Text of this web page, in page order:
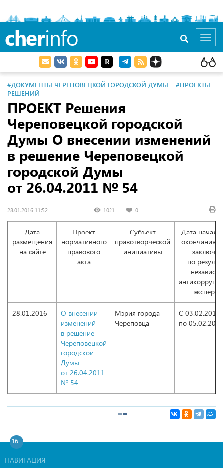
cherinfo
#ДОКУМЕНТЫ ЧЕРЕПОВЕЦКОЙ ГОРОДСКОЙ ДУМЫ
#ПРОЕКТЫ
РЕШЕНИЙ
ПРОЕКТ Решения
Череповецкой городской
Думы О внесении изменений
в решение Череповецкой
городской Думы
от 26.04.2011 № 54
28.01.2016 11:52 1021 0
Дата
размещения
на сайте
Проект
нормативного
правового
акта
Субъект
правотворческой
инициативы
Дата начала
окончания
по
28.01.2016
О внесении
изменений
в решение
Череповецкой
городской
Думы
от 26.04.2011
№ 54
Мэрия города
Череповца
С 03.02.2016
по 05.02.2016
16+
НАВИГАЦИЯ